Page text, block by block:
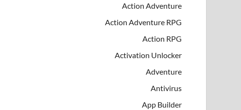
Action Adventure
Action Adventure RPG
Action RPG
Activation Unlocker
Adventure
Antivirus
App Builder